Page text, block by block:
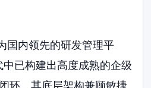
国内领先的研发管理平
已构建出高度成熟的企级